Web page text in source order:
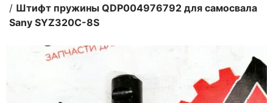
/ Штифт пружины QDP004976792 для самосвала
Sany SYZ320С-8S